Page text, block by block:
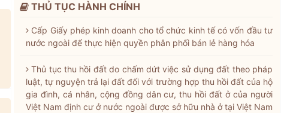
THỦ TỤC HÀNH CHÍNH
Cấp Giấy phép kinh doanh cho tổ chức kinh tế có vốn đầu tư
nước ngoài để thực hiện quyền phân phối bán lẻ hàng hóa
Thủ tục thu hồi đất do chấm dứt việc sử dụng đất theo pháp
luật, tự nguyện trả lại đất đối với trường hợp thu hồi đất của hộ
gia đình, cá nhân, cộng đồng dân cư, thu hồi đất ở của người
Việt Nam định cư ở nước ngoài được sở hữu nhà ở tại Việt Nam